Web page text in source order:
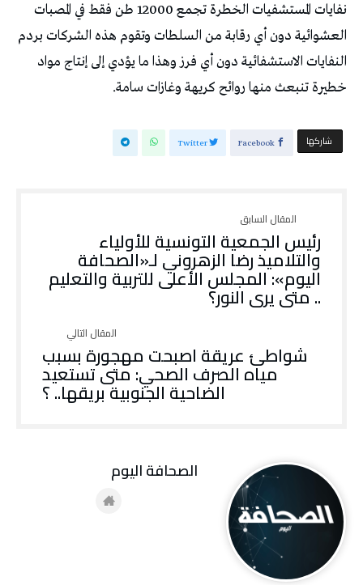
نفايات المستشفيات الخطرة تجمع 12000 طن فقط في المصبات
العشوائية دون أي رقابة من السلطات وتقوم هذه الشركات بردم
النفايات الاستشفائية دون أي فرز وهذا ما يؤدي إلى إنتاج مواد
خطيرة تنبعث منها روائح كريهة وغازات سامة.
‫‫ شاركها‬ Facebook
Twitter
رئيس الجمعية التونسية للأولياء
والتلاميذ رضا الزهروني لـ«الصحافة
اليوم»: المجلس الأعلى للتربية والتعليم
.. متى يرى النور؟
‬الضاحية‭ ‬الجنوبية‭ ‬بريقها‭ ..‬؟